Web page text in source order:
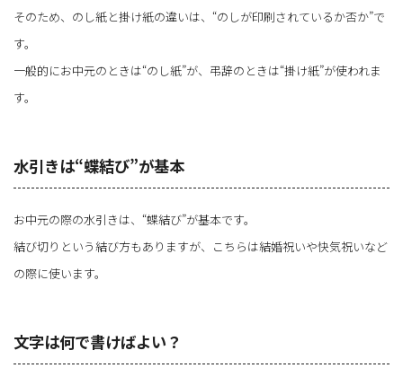
そのため、のし紙と掛け紙の違いは、“のしが印刷されているか否か”で
す。
一般的にお中元のときは“のし紙”が、弔辞のときは“掛け紙”が使われま
す。
水引きは“蝶結び”が基本
お中元の際の水引きは、“蝶結び”が基本です。
結び切りという結び方もありますが、こちらは結婚祝いや快気祝いなど
の際に使います。
文字は何で書けばよい？